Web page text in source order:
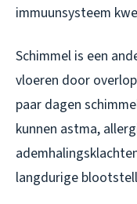
immuunsysteem
Schimmel is een
vloeren door
paar dagen
kunnen astma,
langdurige